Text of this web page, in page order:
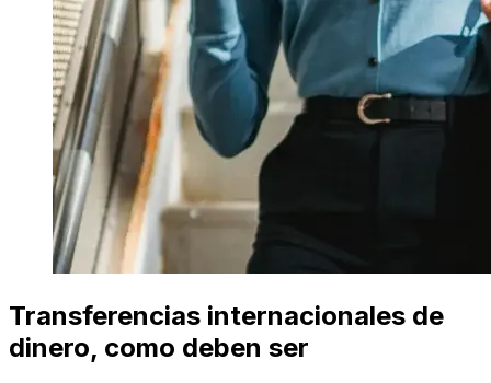
Transferencias internacionales de
dinero, como deben ser